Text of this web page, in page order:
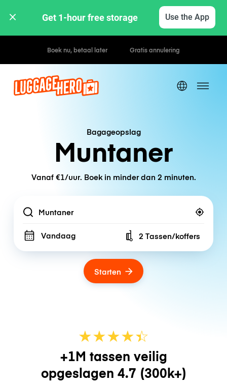
Get 1-hour free storage Use the App
Bagageopslag
Muntaner
Vanaf €1/uur. Boek in minder dan 2 minuten.
Location
Vandaag Number of bags
2 Tassen/koffers
Starten
★★★★☆
★
+1M tassen veilig
opgeslagen 4.7 (300k+)